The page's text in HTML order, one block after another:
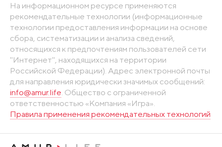
На информационном ресурсе применяются
рекомендательные технологии (информационные
технологии предоставления информации на основе
сбора, систематизации и анализа сведений,
относящихся к предпочтениям пользователей сети
"Интернет", находящихся на территории
Российской Федерации). Адрес электронной почты
для направления юридически значимых сообщений:
info@amur.life. Общество с ограниченной
ответственностью «Компания «Игра».
Правила применения рекомендательных технологий